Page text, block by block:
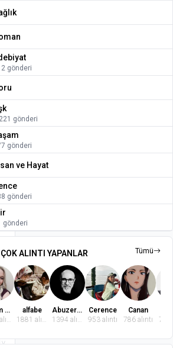
gönderi
gönderi
gönderi
ve Hayat
gönderi
gönderi
ÇOK ALINTI YAPANLAR Tümü
Gizem Dindaroğlu
3251 alıntı
alfabe
1881 alıntı
Abuzer Badem
1394 alıntı
Cerence
953 alıntı
Canan
786 alıntı
764